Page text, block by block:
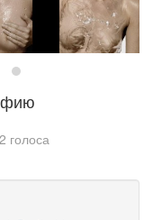
голоса